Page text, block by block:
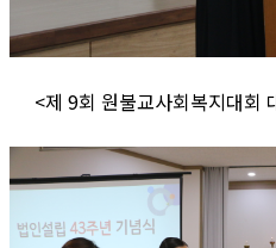
<제 9회 원불교사회복지대회